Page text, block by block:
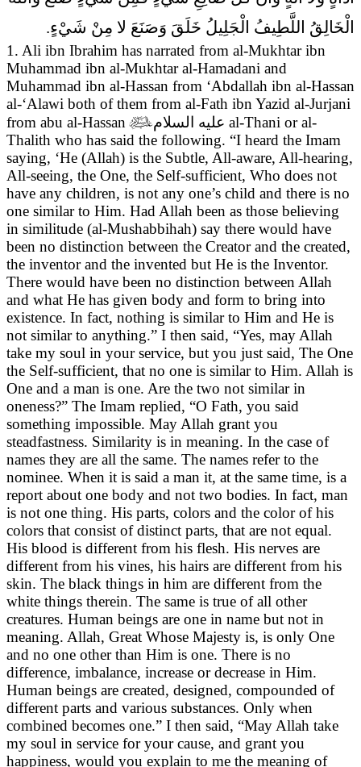
الْخَالِقُ اللَّطِيفُ الْجَلِيلُ خَلَقَ وَصَنَعَ لا مِنْ شَيْ‏ءٍ.
1. Ali ibn Ibrahim has narrated from al-Mukhtar ibn
Muhammad ibn al-Mukhtar al-Hamadani and
Muhammad ibn al-Hassan from ‘Abdallah ibn al-Hassan
al-‘Alawi both of them from al-Fath ibn Yazid al-Jurjani
from abu al-Hassanعليه السلام al-Thani or al-
Thalith who has said the following. “I heard the Imam
saying, ‘He (Allah) is the Subtle, All-aware, All-hearing,
All-seeing, the One, the Self-sufficient, Who does not
have any children, is not any one’s child and there is no
one similar to Him. Had Allah been as those believing
in similitude (al-Mushabbihah) say there would have
been no distinction between the Creator and the created,
the inventor and the invented but He is the Inventor.
There would have been no distinction between Allah
and what He has given body and form to bring into
existence. In fact, nothing is similar to Him and He is
not similar to anything.” I then said, “Yes, may Allah
take my soul in your service, but you just said, The One
the Self-sufficient, that no one is similar to Him. Allah is
One and a man is one. Are the two not similar in
oneness?” The Imam replied, “O Fath, you said
something impossible. May Allah grant you
steadfastness. Similarity is in meaning. In the case of
names they are all the same. The names refer to the
nominee. When it is said a man it, at the same time, is a
report about one body and not two bodies. In fact, man
is not one thing. His parts, colors and the color of his
colors that consist of distinct parts, that are not equal.
His blood is different from his flesh. His nerves are
different from his vines, his hairs are different from his
skin. The black things in him are different from the
white things therein. The same is true of all other
creatures. Human beings are one in name but not in
meaning. Allah, Great Whose Majesty is, is only One
and no one other than Him is one. There is no
difference, imbalance, increase or decrease in Him.
Human beings are created, designed, compounded of
different parts and various substances. Only when
combined becomes one.” I then said, “May Allah take
my soul in service for your cause, and grant you
happiness, would you explain to me the meaning of